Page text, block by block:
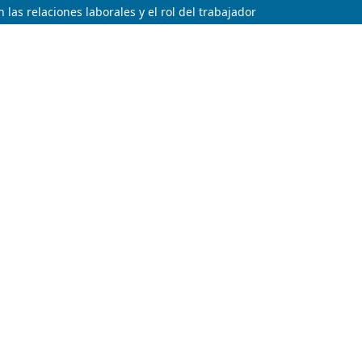
las relaciones laborales y el rol del trabajador